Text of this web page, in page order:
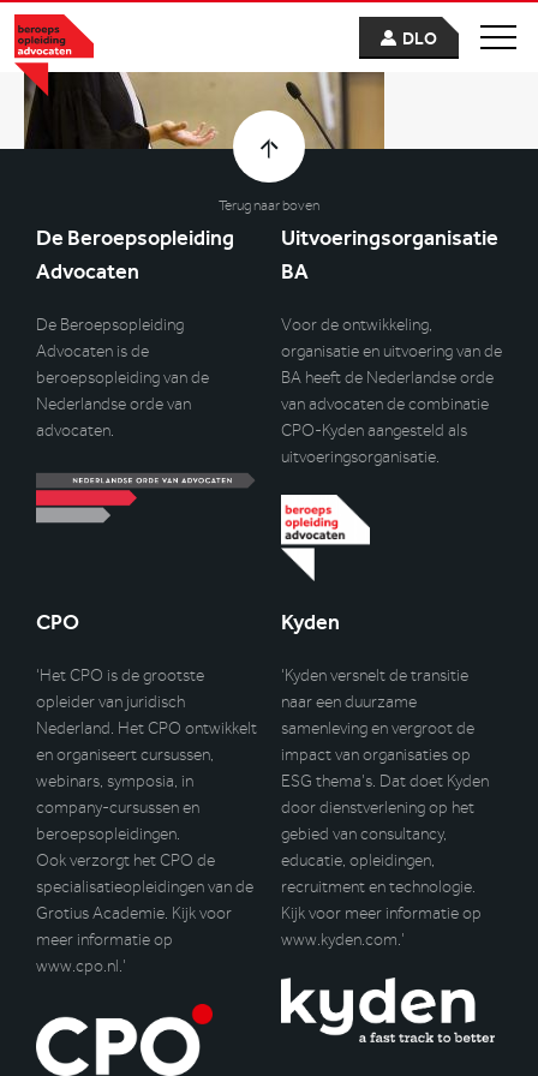
DLO
Terug naar boven
De Beroepsopleiding
Advocaten
De Beroepsopleiding
Advocaten is de
beroepsopleiding van de
Nederlandse orde van
advocaten.
Uitvoeringsorganisatie
BA
Voor de ontwikkeling,
organisatie en uitvoering van de
BA heeft de Nederlandse orde
van advocaten de combinatie
CPO-Kyden aangesteld als
uitvoeringsorganisatie.
CPO
‘Het CPO is de grootste
opleider van juridisch
Nederland. Het CPO ontwikkelt
en organiseert cursussen,
webinars, symposia, in
company-cursussen en
beroepsopleidingen.
Ook verzorgt het CPO de
specialisatieopleidingen van de
Grotius Academie. Kijk voor
meer informatie op
www.cpo.nl.’
Kyden
‘Kyden versnelt de transitie
naar een duurzame
samenleving en vergroot de
impact van organisaties op
ESG thema’s. Dat doet Kyden
door dienstverlening op het
gebied van consultancy,
educatie, opleidingen,
recruitment en technologie.
Kijk voor meer informatie op
www.kyden.com.’